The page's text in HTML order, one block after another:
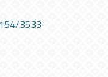
3533